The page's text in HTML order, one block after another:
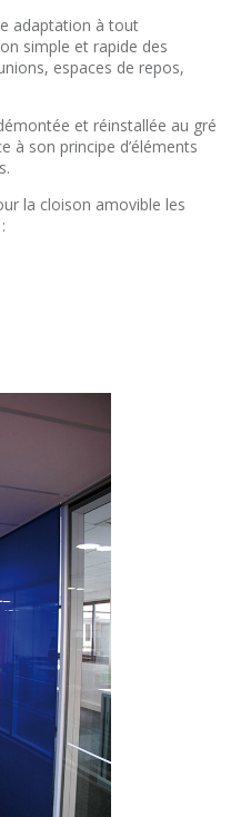
adaptation à tout
simple et rapide des
espaces de repos,
et réinstallée au gré
à son principe d’éléments
la cloison amovible les